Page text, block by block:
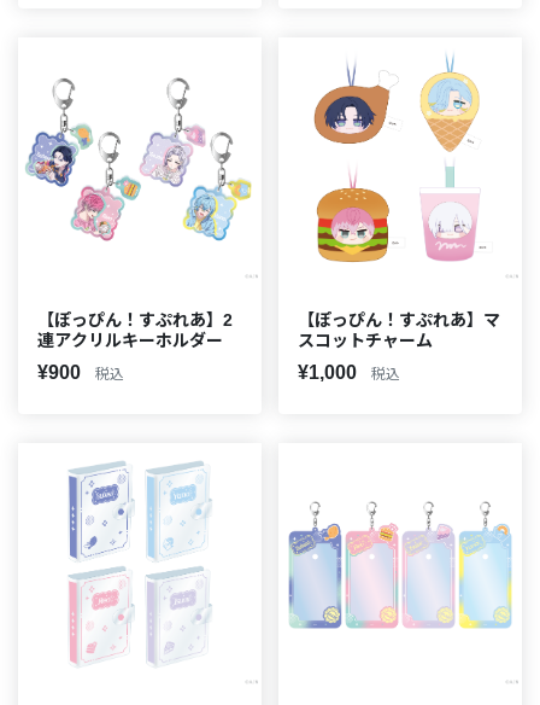
【ぽっぴん！すぷれあ】2
連アクリルキーホルダー
¥900 税込
【ぽっぴん！すぷれあ】マ
スコットチャーム
¥1,000 税込